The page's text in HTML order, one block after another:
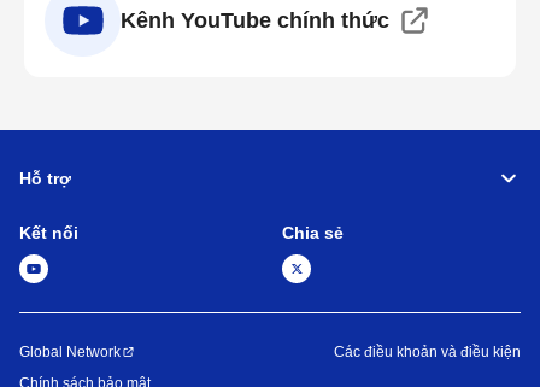
Kênh YouTube chính thức
Hỗ trợ
Kết nối Chia sẻ
Global Network
Chính sách bảo mật
Các điều khoản và điều kiện